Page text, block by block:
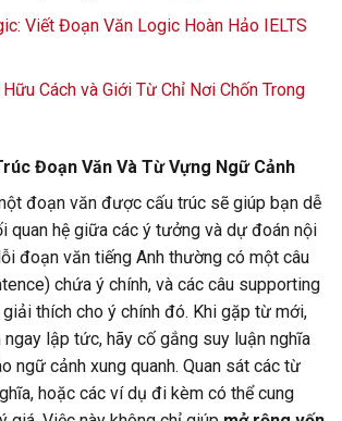
Viết Đoạn Văn Logic Hoàn Hảo IELTS
Cách và Giới Từ Chỉ Nơi Chốn Trong
Đoạn Văn Và Từ Vựng Ngữ Cảnh
đoạn văn được cấu trúc sẽ giúp bạn dễ
quan hệ giữa các ý tưởng và dự đoán nội
đoạn văn tiếng Anh thường có một câu
chứa ý chính, và các câu supporting
thích cho ý chính đó. Khi gặp từ mới,
lập tức, hãy cố gắng suy luận nghĩa
ngữ cảnh xung quanh. Quan sát các từ
hoặc các ví dụ đi kèm có thể cung